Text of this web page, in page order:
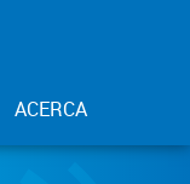
ACERCA